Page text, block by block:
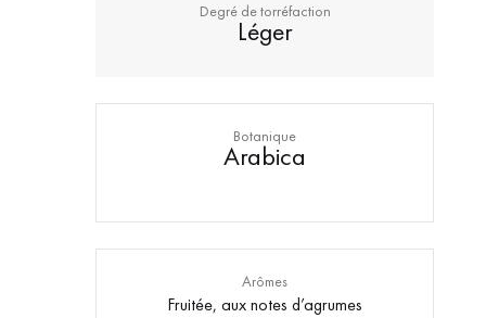
Degré de torréfaction
Léger
Botanique
Arabica
Arômes
Fruitée, aux notes d’agrumes